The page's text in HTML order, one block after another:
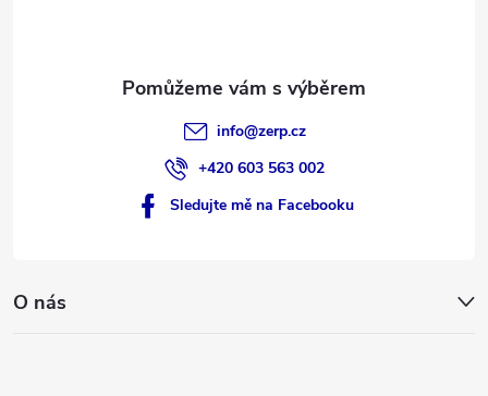
info@zerp.cz
+420 603 563 002
Sledujte mě na Facebooku
O nás